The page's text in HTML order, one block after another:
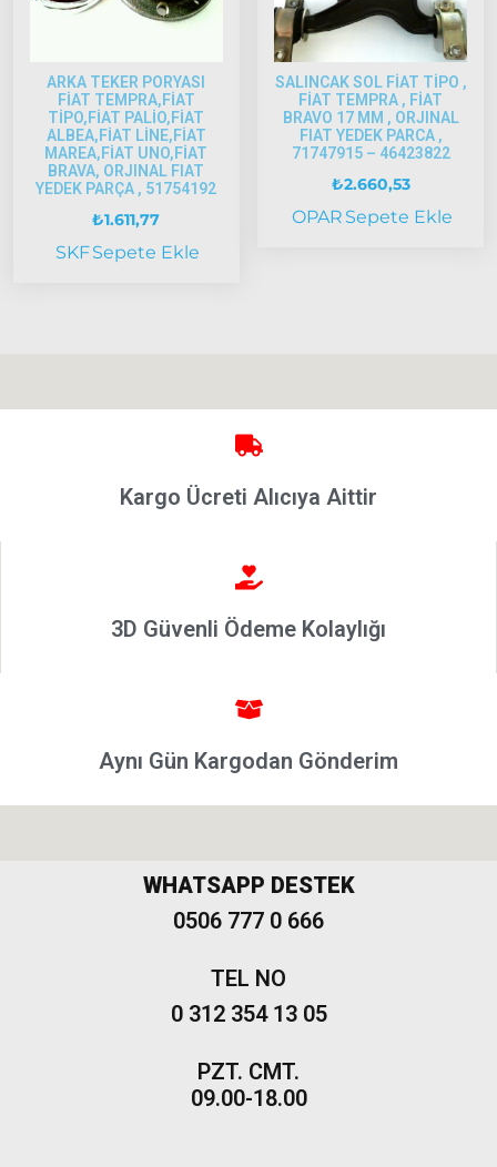
2005
Model
ve Üstü
Strada
Bravo
1995-2001
Brava
Modeller
500-500L
ARKA TEKER PORYASI
FİAT TEMPRA,FİAT
TİPO,FİAT PALİO,FİAT
ALBEA,FİAT LİNE,FİAT
MAREA,FİAT UNO,FİAT
BRAVA, ORJINAL FIAT
YEDEK PARÇA , 51754192
₺1.611,77
SKFSepete Ekle
SALINCAK SOL FİAT TİPO ,
FİAT TEMPRA , FİAT
BRAVO 17 MM , ORJINAL
FIAT YEDEK PARCA ,
71747915 – 46423822
₺2.660,53
OPAR Sepete Ekle
Kargo Ücreti Alıcıya Aittir
3D Güvenli Ödeme Kolaylığı
Aynı Gün Kargodan Gönderim
WHATSAPP DESTEK
0506 777 0 666
TEL NO
0 312 354 13 05
PZT. CMT.
09.00-18.00